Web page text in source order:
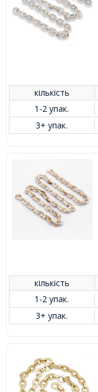
кількість
1-2 упак.
3+ упак.
кількість
1-2 упак.
3+ упак.